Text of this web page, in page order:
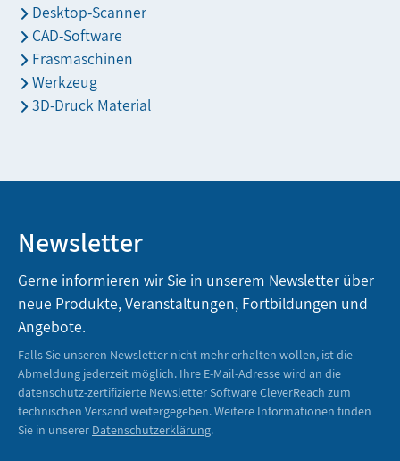
Desktop-Scanner
CAD-Software
Fräsmaschinen
Werkzeug
3D-Druck Material
Newsletter
Gerne informieren wir Sie in unserem Newsletter über
neue Produkte, Veranstaltungen, Fortbildungen und
Angebote.
Falls Sie unseren Newsletter nicht mehr erhalten wollen, ist die
Abmeldung jederzeit möglich. Ihre E-Mail-Adresse wird an die
datenschutz-zertifizierte Newsletter Software CleverReach zum
technischen Versand weitergegeben. Weitere Informationen finden
Sie in unserer Datenschutzerklärung.